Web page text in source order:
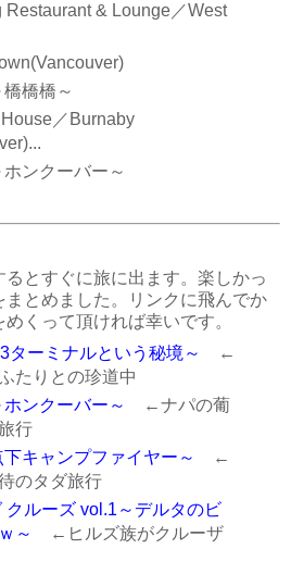
& Lounge／West
橋橋～
／Burnaby
ンクーバー～
とすぐに旅に出ます。楽しかっ
とめました。リンクに飛んでか
くって頂ければ幸いです。
ターミナルという秘境～
←
たりとの珍道中
ンクーバー～
←ナパの葡
行
キャンプファイヤー～
←
のタダ旅行
クルーズ vol.1～デルタのビ
～
←ヒルズ族がクルーザ